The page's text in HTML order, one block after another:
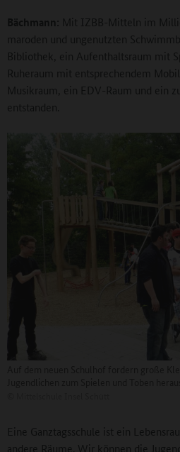
Bächmann: Mit IZBB-Mitteln im
maroden und ungenutzten
Bibliothek, ein Aufenthaltsraum mit
Ruheraum mit entsprechendem
Musikraum, ein EDV-Raum und ein
entstanden.
Eine Ganztagsschule ist ein
andere Räume. Wir können die